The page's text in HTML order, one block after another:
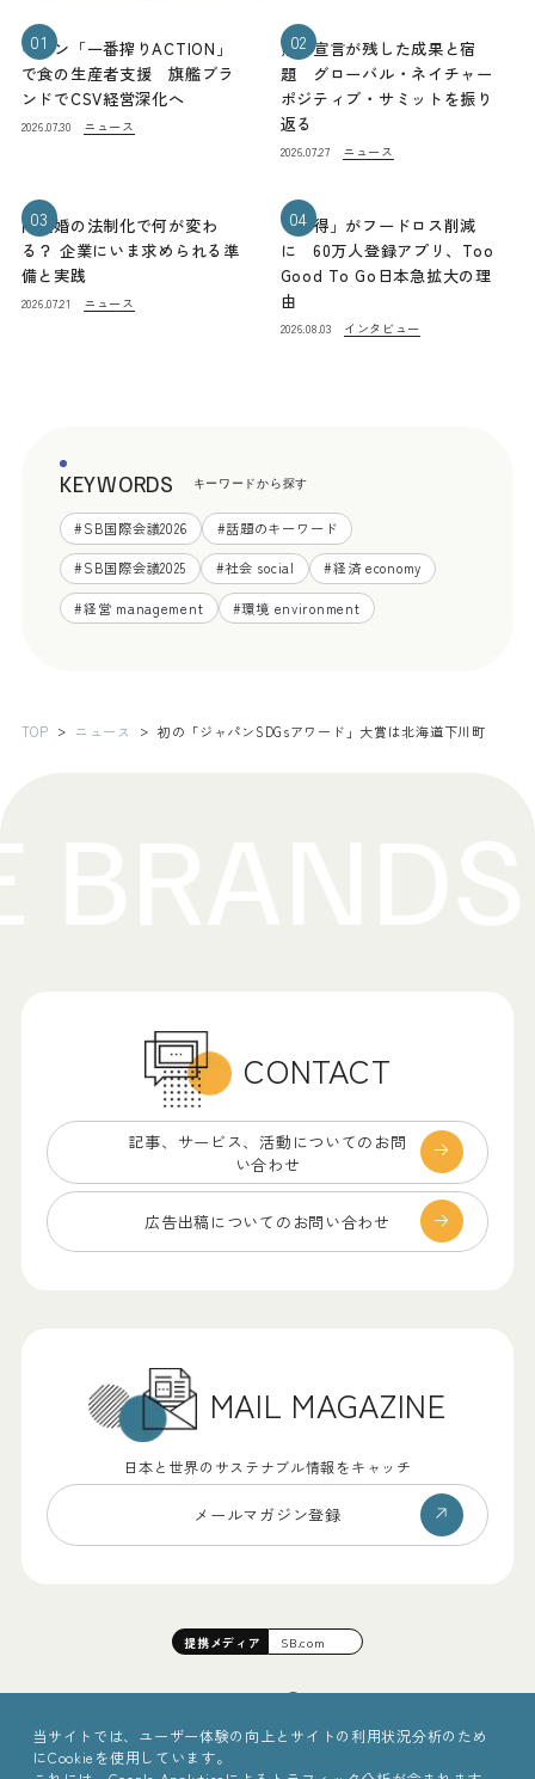
01
キリン「一番搾りACTION」
で食の生産者支援 旗艦ブラ
ンドでCSV経営深化へ
2026.07.30 ニュース
02
熊本宣言が残した成果と宿
題 グローバル・ネイチャー
ポジティブ・サミットを振り
返る
2026.07.27 ニュース
03
同性婚の法制化で何が変わ
る？ 企業にいま求められる準
備と実践
2026.07.21 ニュース
04
「お得」がフードロス削減
に 60万人登録アプリ、Too
Good To Go日本急拡大の理
由
2026.08.03 インタビュー
KEYWORDS キーワードから探す
#SB国際会議2026 #話題のキーワード
#SB国際会議2025 #社会 social #経済 economy
#経営 management #環境 environment
TOP ニュース 初の「ジャパンSDGsアワード」大賞は北海道下川町
CONTACT
記事、サービス、 活動についてのお問
い合わせ
広告出稿についての お問い合わせ
MAIL MAGAZINE
日本と世界のサステナブル情報をキャッチ
メールマガジン登録
提携メディア SB.com
当サイトでは、ユーザー体験の向上とサイトの利用状況分析のため
にCookieを使用しています。